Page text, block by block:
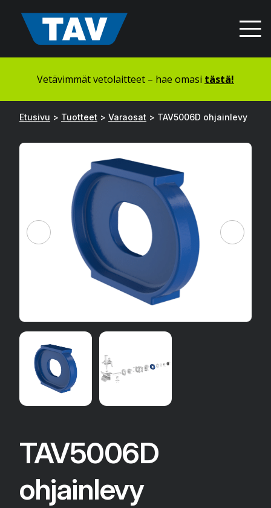
sisältöön
Vetävimmät vetolaitteet – hae omasi tästä!
Etusivu > Tuotteet > Varaosat > TAV5006D ohjainlevy
TAV5006D
ohjainlevy